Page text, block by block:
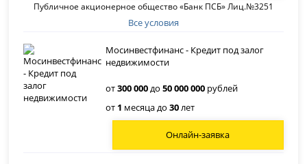
Все условия
Публичное акционерное общество «Банк ПСБ» Лиц.№3251
Мосинвестфинанс - Кредит под залог
недвижимости
от300 000до50 000 000 рублей
от 1 месяца до30лет
Онлайн-заявка